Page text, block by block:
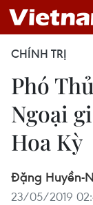
CHÍNH TRỊ
Phó
Ngoại
Hoa Kỳ
Đặng Huyền-
23/05/2019